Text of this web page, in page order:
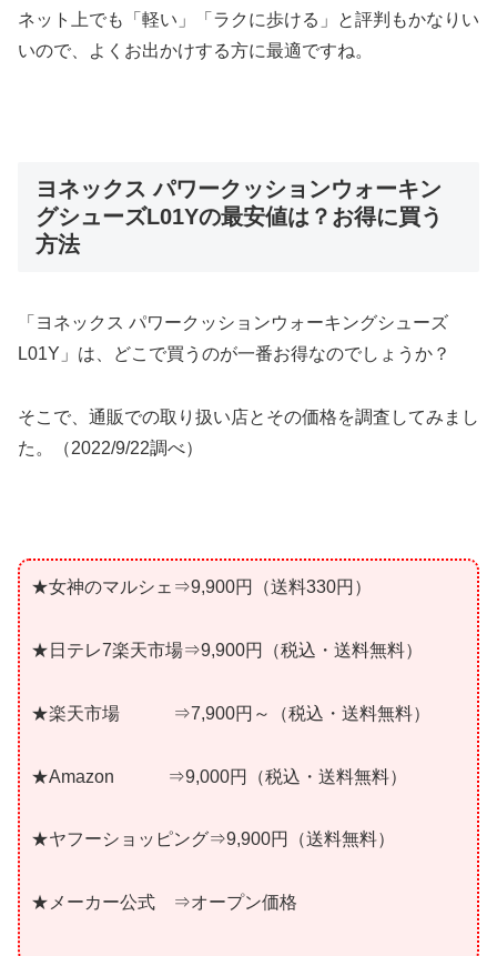
ネット上でも「軽い」「ラクに歩ける」と評判もかなりい
いので、よくお出かけする方に最適ですね。
ヨネックス パワークッションウォーキン
グシューズL01Yの最安値は？お得に買う
方法
「ヨネックス パワークッションウォーキングシューズ
L01Y」は、どこで買うのが一番お得なのでしょうか？
そこで、通販での取り扱い店とその価格を調査してみまし
た。（2022/9/22調べ）
★女神のマルシェ⇒9,900円（送料330円）
★日テレ7楽天市場⇒9,900円（税込・送料無料）
★楽天市場 ⇒7,900円～（税込・送料無料）
★Amazon ⇒9,000円（税込・送料無料）
★ヤフーショッピング⇒9,900円（送料無料）
★メーカー公式 ⇒オープン価格